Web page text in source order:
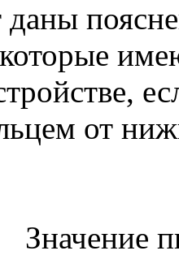
даны
от
Значение